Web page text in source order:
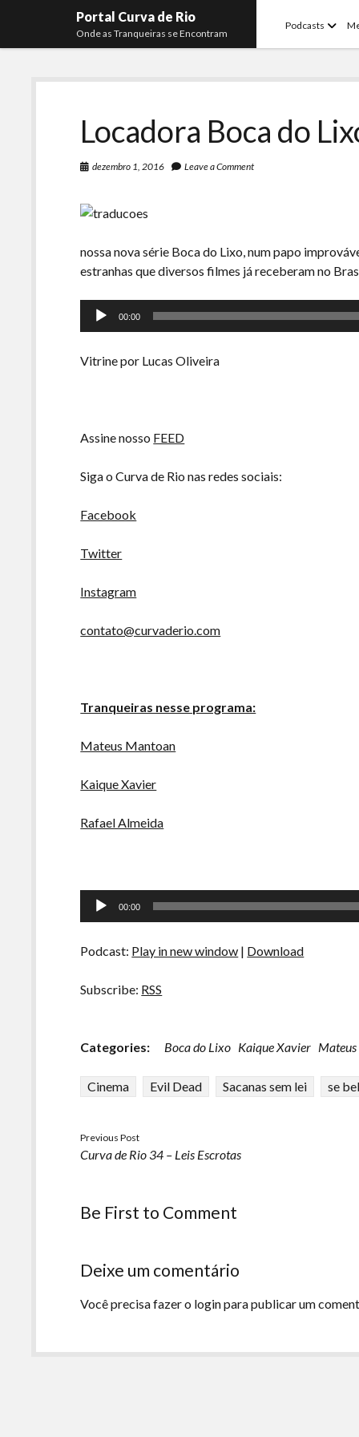
Portal Curva de Rio
Onde as Tranqueiras se Encontram
Podcasts open
Locadora Boca do
dezembro 1, 2016 Leave a Comment
nossa nova série Boca do Lixo, num papo
estranhas que diversos filmes já receberam no
Tocador
00:00
Vitrine por Lucas Oliveira
Assine nosso FEED
Siga o Curva de Rio nas redes sociais:
Facebook
Twitter
Instagram
contato@curvaderio.com
Tranqueiras nesse programa:
Mateus Mantoan
Kaique Xavier
Rafael Almeida
Tocador
00:00
Podcast: Play in new window | Download
Subscribe: RSS
Categories: Boca do Lixo Kaique Xavier
Cinema Evil Dead Sacanas sem lei se
Previous Post
Curva de Rio 34 – Leis Escrotas
Be First to Comment
Deixe um comentário
Você precisa fazer o loginpara publicar um